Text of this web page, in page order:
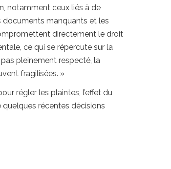
notamment ceux liés à de
documents manquants et les
directement le droit
ce qui se répercute sur la
pleinement respecté, la
fragilisées. »
régler les plaintes, l’effet du
récentes décisions